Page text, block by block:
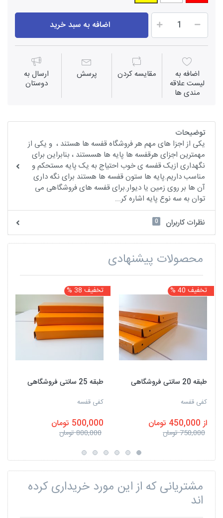
اضافه به سبد خرید
اضافه به
لیست علاقه
مندی ها
مقايسه كردن پرسش ارسال به
دوستان
توضیحات
یکی از اجزا های مهم هر فروشگاه قفسه ها هستند ، و یکی از
مهمترین اجزای هرقفسه ها پایه ها هسستند ، بنابراین برای
نگهداری ازیک قفسه ی خوب احتیاج به یک پایه مستحکم و
مناسب داریم.پایه ها ستون قفسه ها هستند برای نگه داری
آن ها بر روی زمین یا دیوار.برای قفسه های فروشگاهی می
توان به سه نوع پایه اشاره کر...
نظرات کاربران
0
محصولات پیشنهادی
تخفیف 40 %
طبقه 20 سانتی فروشگاهی
کفی قفسه
از 450,000 تومان
750,000 تومان
تخفیف 38 %
طبقه 25 سانتی فروشگاهی
کفی قفسه
500,000 تومان
800,000 تومان
مشتریانی که از این مورد خریداری کرده
اند